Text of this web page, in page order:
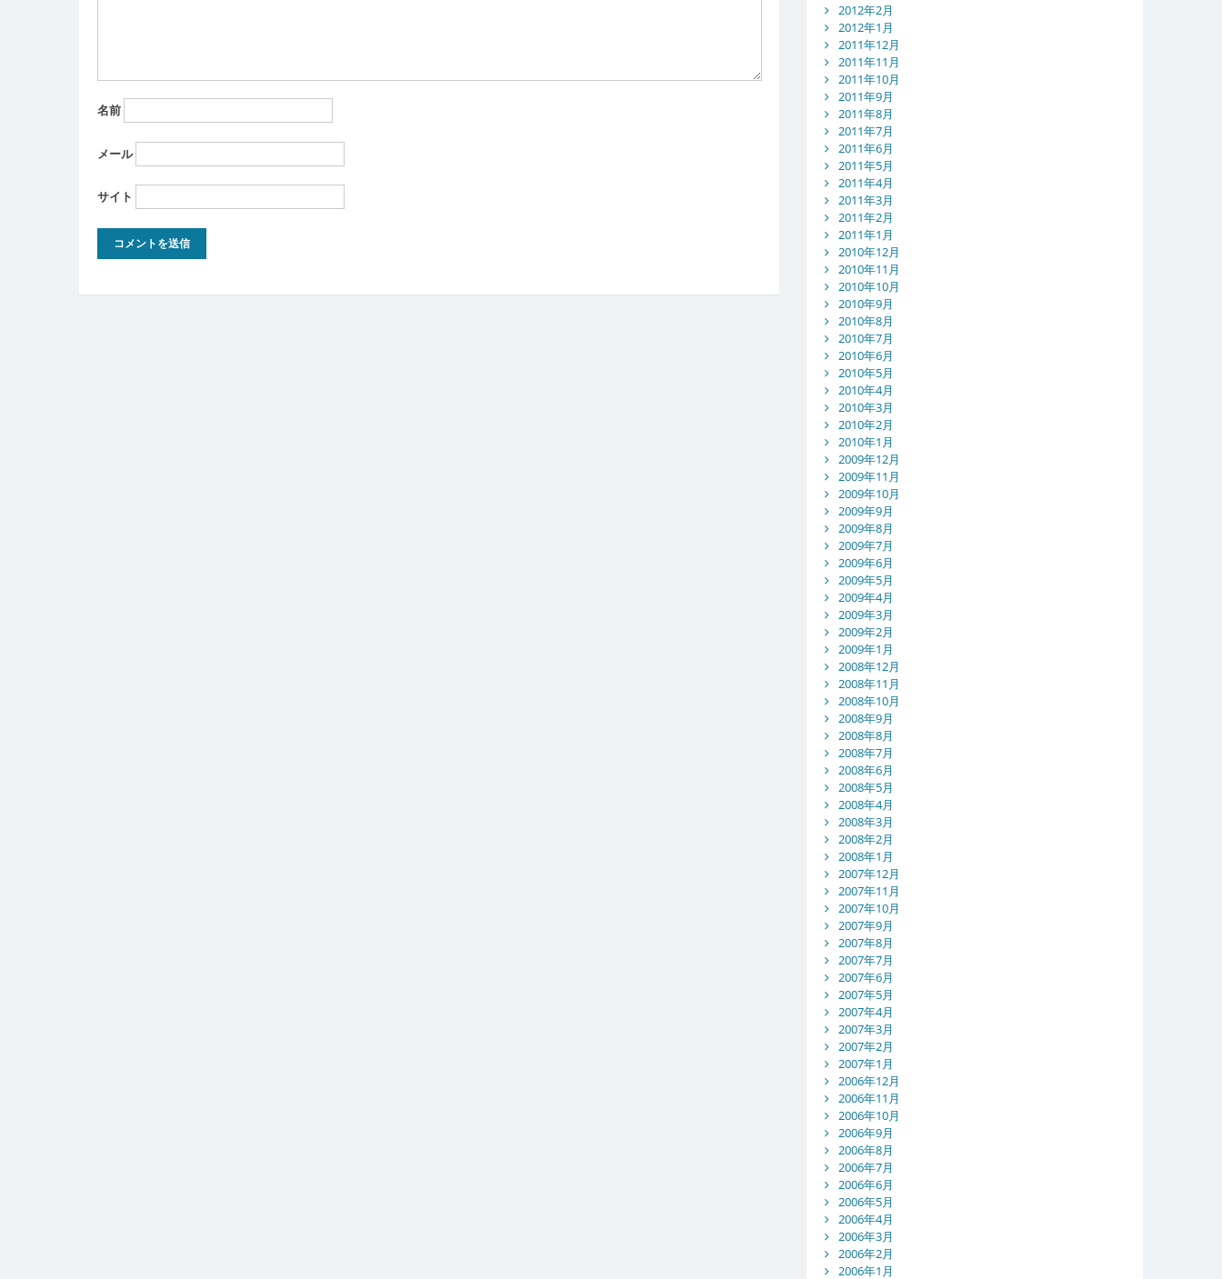
名前
メール
サイト
2012年2月
2012年1月
2011年12月
2011年11月
2011年10月
2011年9月
2011年8月
2011年7月
2011年6月
2011年5月
2011年4月
2011年3月
2011年2月
2011年1月
2010年12月
2010年11月
2010年10月
2010年9月
2010年8月
2010年7月
2010年6月
2010年5月
2010年4月
2010年3月
2010年2月
2010年1月
2009年12月
2009年11月
2009年10月
2009年9月
2009年8月
2009年7月
2009年6月
2009年5月
2009年4月
2009年3月
2009年2月
2009年1月
2008年12月
2008年11月
2008年10月
2008年9月
2008年8月
2008年7月
2008年6月
2008年5月
2008年4月
2008年3月
2008年2月
2008年1月
2007年12月
2007年11月
2007年10月
2007年9月
2007年8月
2007年7月
2007年6月
2007年5月
2007年4月
2007年3月
2007年2月
2007年1月
2006年12月
2006年11月
2006年10月
2006年9月
2006年8月
2006年7月
2006年6月
2006年5月
2006年4月
2006年3月
2006年2月
2006年1月